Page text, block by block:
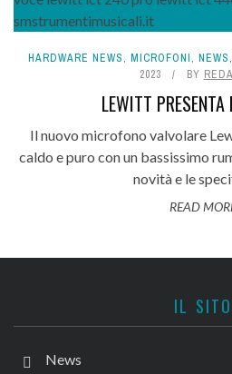
HARDWARE NEWS, MICROFONI, NEWS,
2023
BY
LEWITT PRESENTA
Il nuovo microfono valvolare
caldo e puro con un bassissimo
novità e le
READ
IL SITO
News